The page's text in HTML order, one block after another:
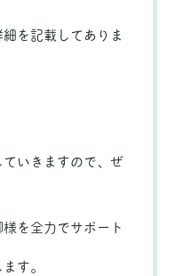
を記載してありま
いきますので、ぜ
を全力でサポート
す。